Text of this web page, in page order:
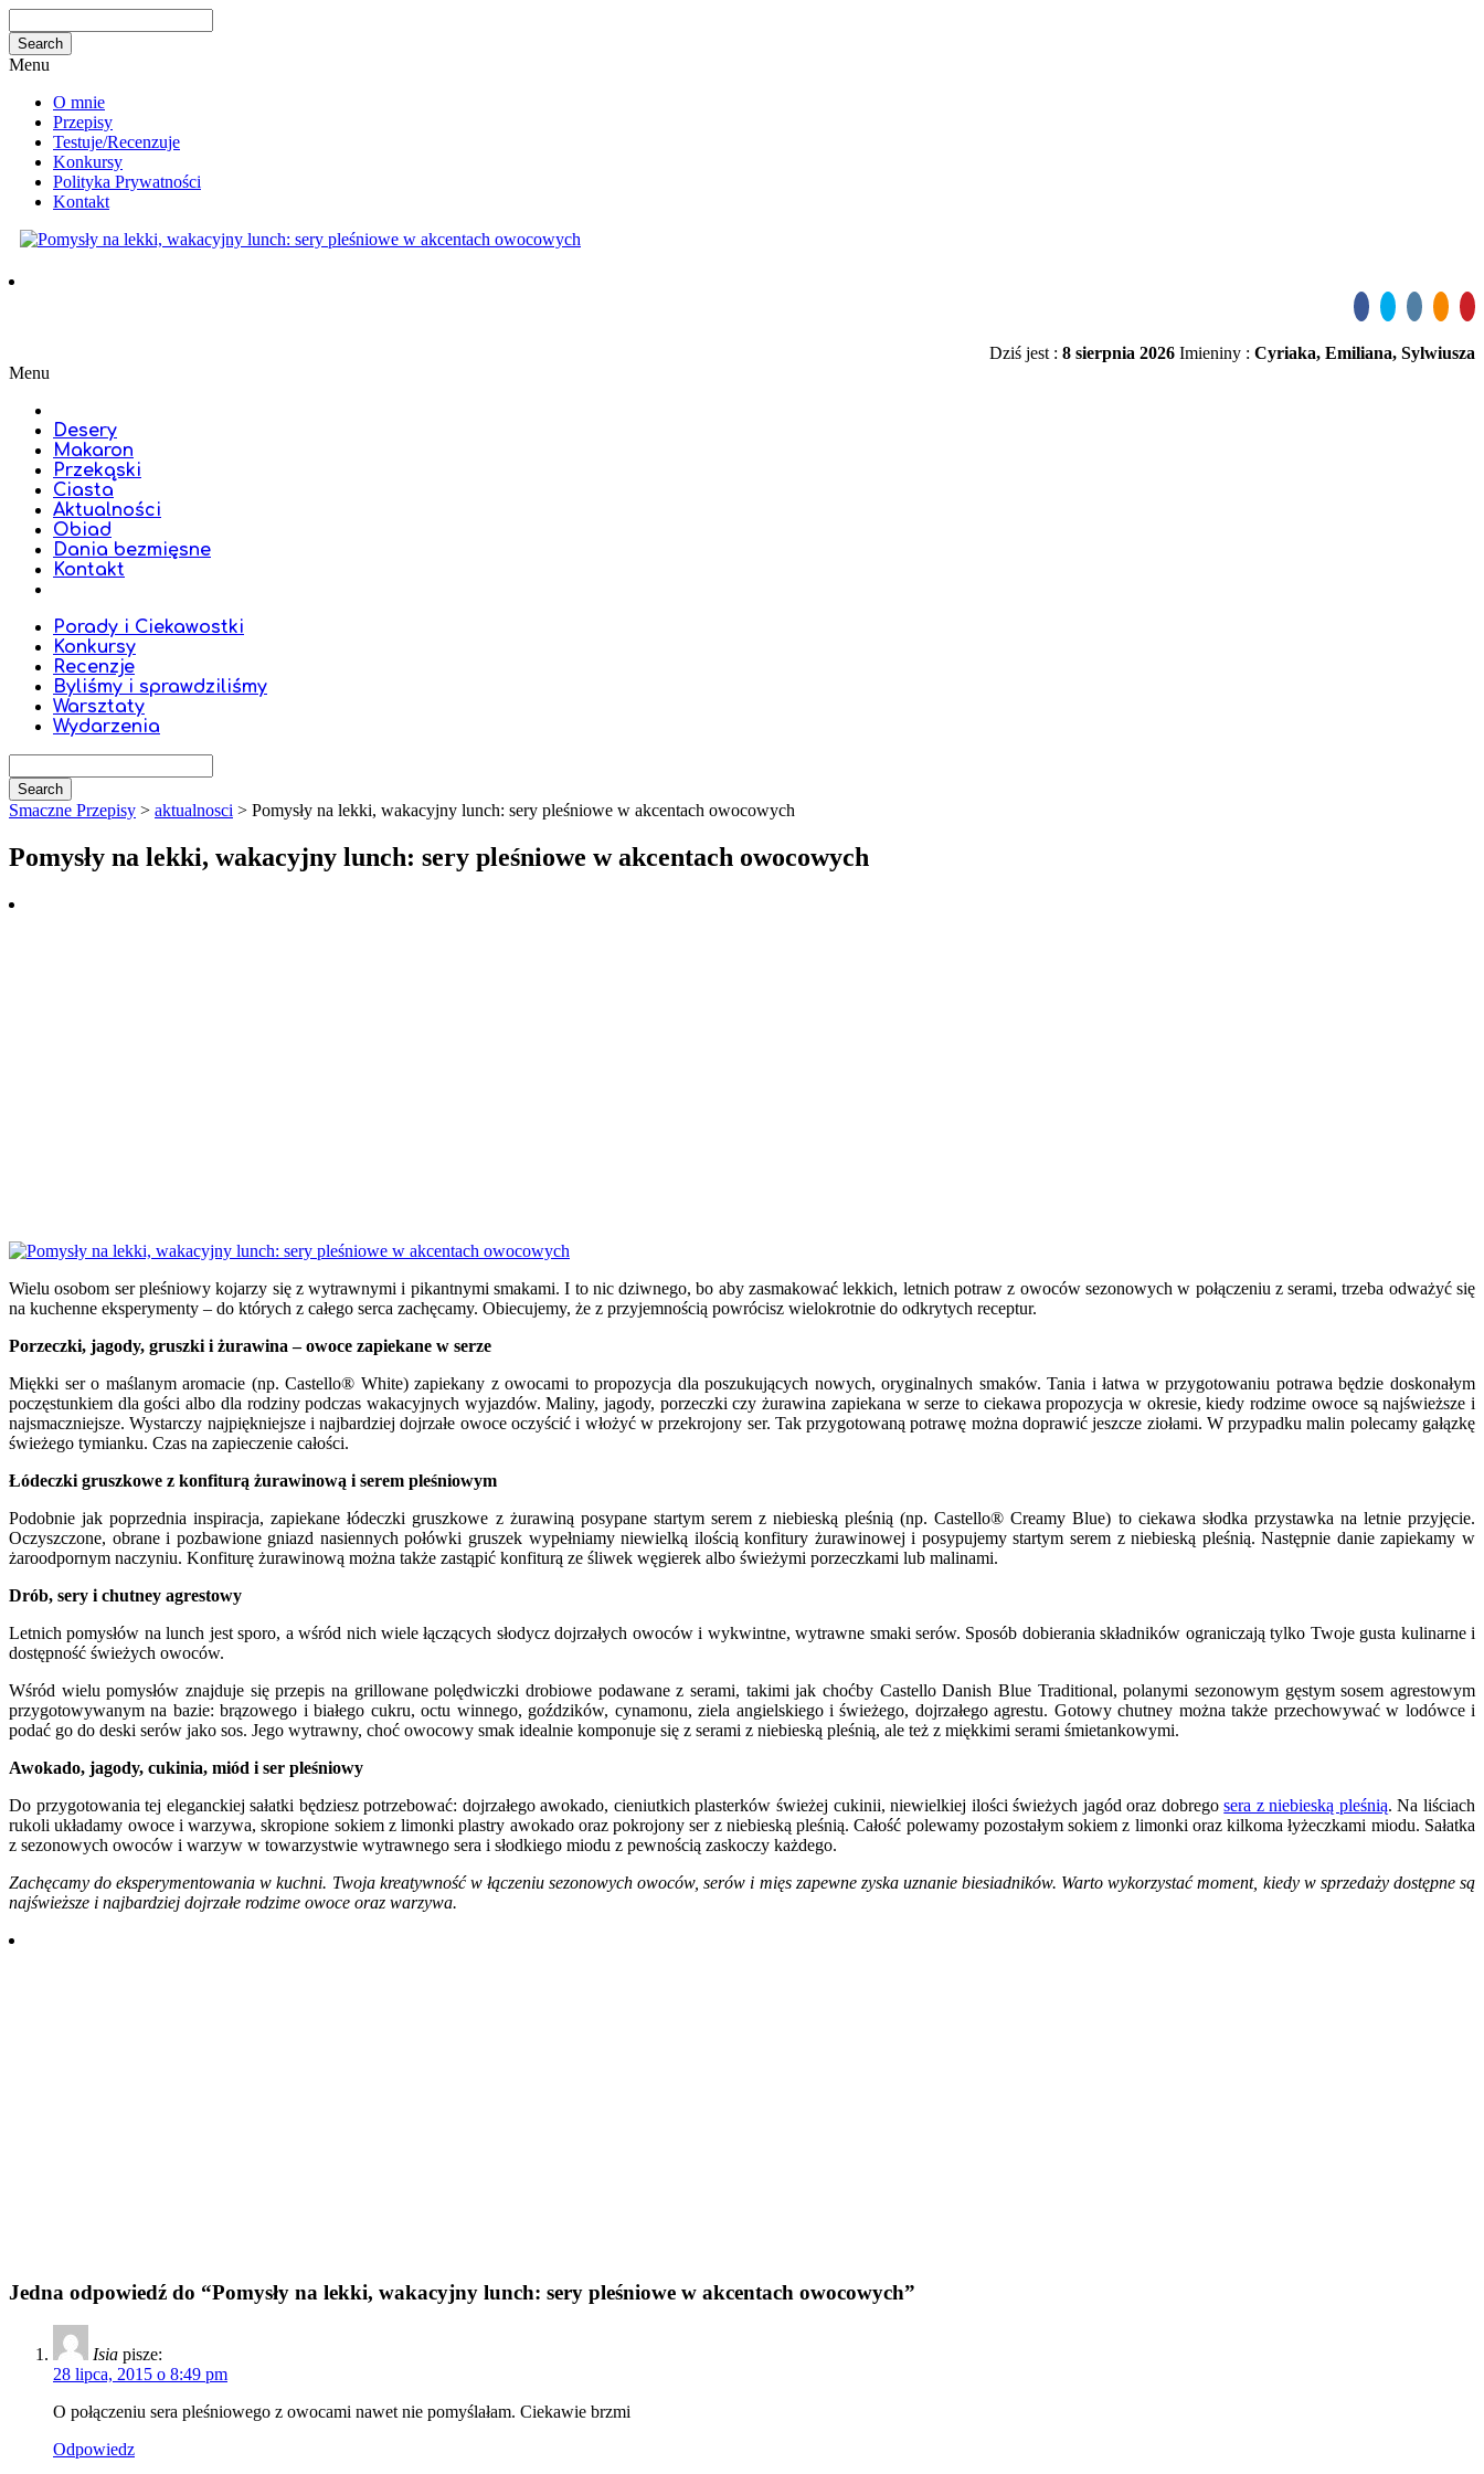
Menu
O mnie
Przepisy
Testuje/Recenzuje
Konkursy
Polityka Prywatności
Kontakt
Dziś jest : 8 sierpnia 2026 Imieniny : Cyriaka, Emiliana, Sylwiusza
Menu
Desery
Makaron
Przekąski
Ciasta
Aktualności
Obiad
Dania bezmięsne
Kontakt
Porady i Ciekawostki
Konkursy
Recenzje
Byliśmy i sprawdziliśmy
Warsztaty
Wydarzenia
Smaczne Przepisy > aktualnosci > Pomysły na lekki, wakacyjny lunch: sery pleśniowe w akcentach owocowych
Pomysły na lekki, wakacyjny lunch: sery pleśniowe w akcentach owocowych
Wielu osobom ser pleśniowy kojarzy się z wytrawnymi i pikantnymi smakami. I to nic dziwnego, bo aby zasmakować lekkich, letnich potraw z owoców sezonowych w połączeniu z serami, trzeba odważyć się
na kuchenne eksperymenty – do których z całego serca zachęcamy. Obiecujemy, że z przyjemnością powrócisz wielokrotnie do odkrytych receptur.
Porzeczki, jagody, gruszki i żurawina – owoce zapiekane w serze
Miękki ser o maślanym aromacie (np. Castello® White) zapiekany z owocami to propozycja dla poszukujących nowych, oryginalnych smaków. Tania i łatwa w przygotowaniu potrawa będzie doskonałym
poczęstunkiem dla gości albo dla rodziny podczas wakacyjnych wyjazdów. Maliny, jagody, porzeczki czy żurawina zapiekana w serze to ciekawa propozycja w okresie, kiedy rodzime owoce są najświeższe i
najsmaczniejsze. Wystarczy najpiękniejsze i najbardziej dojrzałe owoce oczyścić i włożyć w przekrojony ser. Tak przygotowaną potrawę można doprawić jeszcze ziołami. W przypadku malin polecamy gałązkę
świeżego tymianku. Czas na zapieczenie całości.
Łódeczki gruszkowe z konfiturą żurawinową i serem pleśniowym
Podobnie jak poprzednia inspiracja, zapiekane łódeczki gruszkowe z żurawiną posypane startym serem z niebieską pleśnią (np. Castello® Creamy Blue) to ciekawa słodka przystawka na letnie przyjęcie.
Oczyszczone, obrane i pozbawione gniazd nasiennych połówki gruszek wypełniamy niewielką ilością konfitury żurawinowej i posypujemy startym serem z niebieską pleśnią. Następnie danie zapiekamy w
żaroodpornym naczyniu. Konfiturę żurawinową można także zastąpić konfiturą ze śliwek węgierek albo świeżymi porzeczkami lub malinami.
Drób, sery i chutney agrestowy
Letnich pomysłów na lunch jest sporo, a wśród nich wiele łączących słodycz dojrzałych owoców i wykwintne, wytrawne smaki serów. Sposób dobierania składników ograniczają tylko Twoje gusta kulinarne i
dostępność świeżych owoców.
Wśród wielu pomysłów znajduje się przepis na grillowane polędwiczki drobiowe podawane z serami, takimi jak choćby Castello Danish Blue Traditional, polanymi sezonowym gęstym sosem agrestowym
przygotowywanym na bazie: brązowego i białego cukru, octu winnego, goździków, cynamonu, ziela angielskiego i świeżego, dojrzałego agrestu. Gotowy chutney można także przechowywać w lodówce i
podać go do deski serów jako sos. Jego wytrawny, choć owocowy smak idealnie komponuje się z serami z niebieską pleśnią, ale też z miękkimi serami śmietankowymi.
Awokado, jagody, cukinia, miód i ser pleśniowy
Do przygotowania tej eleganckiej sałatki będziesz potrzebować: dojrzałego awokado, cieniutkich plasterków świeżej cukinii, niewielkiej ilości świeżych jagód oraz dobregosera z niebieską pleśnią. Na liściach
rukoli układamy owoce i warzywa, skropione sokiem z limonki plastry awokado oraz pokrojony ser z niebieską pleśnią. Całość polewamy pozostałym sokiem z limonki oraz kilkoma łyżeczkami miodu. Sałatka
z sezonowych owoców i warzyw w towarzystwie wytrawnego sera i słodkiego miodu z pewnością zaskoczy każdego.
Zachęcamy do eksperymentowania w kuchni. Twoja kreatywność w łączeniu sezonowych owoców, serów i mięs zapewne zyska uznanie biesiadników. Warto wykorzystać moment, kiedy w sprzedaży dostępne są
najświeższe i najbardziej dojrzałe rodzime owoce oraz warzywa.
Jedna odpowiedź do “Pomysły na lekki, wakacyjny lunch: sery pleśniowe w akcentach owocowych”
Isia pisze:
28 lipca, 2015 o 8:49 pm
O połączeniu sera pleśniowego z owocami nawet nie pomyślałam. Ciekawie brzmi
Odpowiedz